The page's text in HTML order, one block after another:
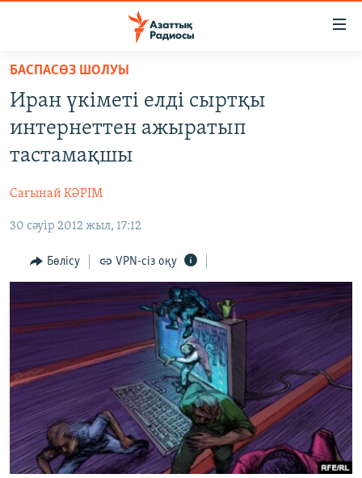
Skip
main
content
main
Skip
Search
САЯСАТ
AZATTYQTV
АДАМ ҚҰҚЫҚТАРЫ
ӘЛЕУМЕТ
ӘЛЕМ
Русский
ЖАЗЫЛЫҢЫЗ
Басқа тілдерде
БАСПАСӨЗ ШОЛУЫ
Иран үкіметі елді сыртқы
интернеттен ажыратып
тастамақшы
Сағынай КӘРІМ
30 сәуір 2012 жыл, 17:12
Бөлісу VPN-сіз оқу